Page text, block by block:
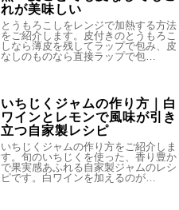
れが美味しい
とうもろこしをレンジで加熱する方法
をご紹介します。皮付きのとうもろこ
しなら薄皮を残してラップで包み、皮
なしのものなら直接ラップで包…
いちじくジャムの作り方｜白
ワインとレモンで風味が引き
立つ自家製レシピ
いちじくジャムの作り方をご紹介しま
す。旬のいちじくを使った、香り豊か
で果実感あふれる自家製ジャムのレシ
ピです。白ワインを加えるのが…